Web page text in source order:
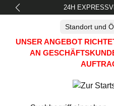
springen 24H
Standort und
UNSER ANGEBOT
N